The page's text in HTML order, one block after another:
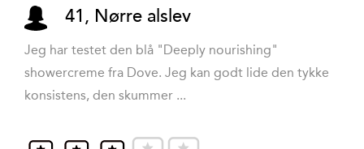
41, Nørre alslev
Jeg har testet den blå "Deeply nourishing"
showercreme fra Dove. Jeg kan godt lide den tykke
konsistens, den skummer ...